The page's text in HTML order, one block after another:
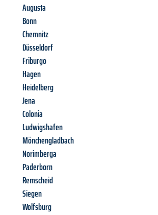
Augusta
Bonn
Chemnitz
Düsseldorf
Friburgo
Hagen
Heidelberg
Jena
Colonia
Ludwigshafen
Mönchengladbach
Norimberga
Paderborn
Remscheid
Siegen
Wolfsburg